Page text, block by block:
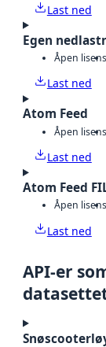
Last ned
Egen
Åpen lisens
Last ned
Atom Feed
Åpen lisens
Last ned
Atom Feed
Åpen lisens
Last ned
API-er